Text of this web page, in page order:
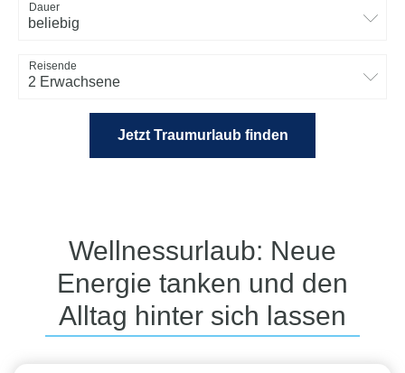
Dauer
beliebig
Reisende
2 Erwachsene
Jetzt Traumurlaub finden
Wellnessurlaub: Neue
Energie tanken und den
Alltag hinter sich lassen